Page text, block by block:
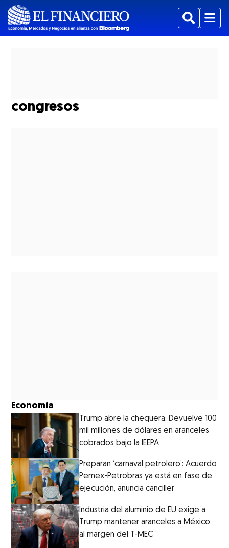
BuscarMenu
congresos
Economía
Trump abre la chequera: Devuelve 100
mil millones de dólares en aranceles
cobrados bajo la IEEPA
Preparan ‘carnaval petrolero’: Acuerdo
Pemex-Petrobras ya está en fase de
ejecución, anuncia canciller
Industria del aluminio de EU exige a
Trump mantener aranceles a México
al margen del T-MEC